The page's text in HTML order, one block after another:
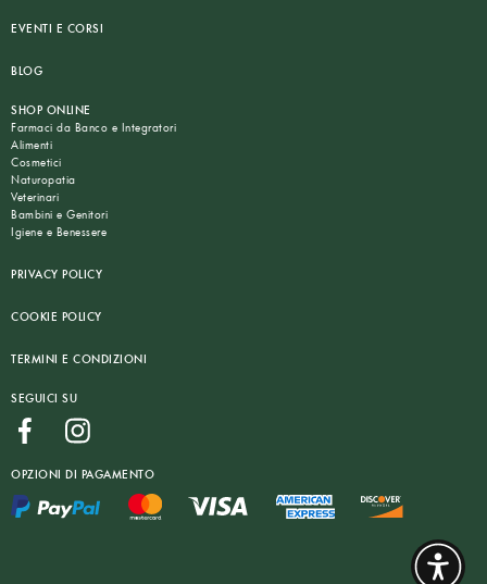
EVENTI E CORSI
BLOG
SHOP ONLINE
Farmaci da Banco e Integratori
Alimenti
Cosmetici
Naturopatia
Veterinari
Bambini e Genitori
Igiene e Benessere
PRIVACY POLICY
COOKIE POLICY
TERMINI E CONDIZIONI
SEGUICI SU
OPZIONI DI PAGAMENTO